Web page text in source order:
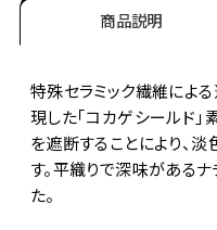
商品説明
特殊セラミック繊維に
現した｢コカゲシールド｣
を遮断することにより、
す。平織りで深味がある
た。